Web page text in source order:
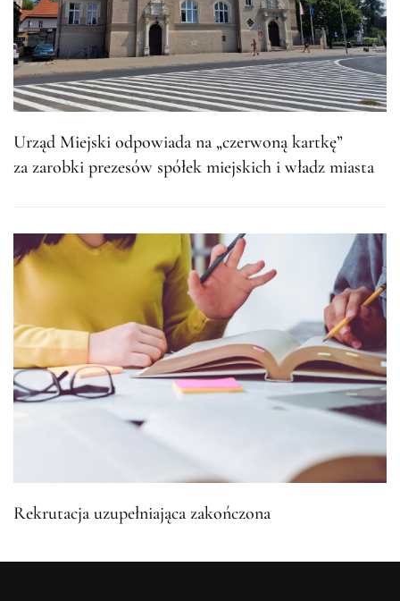
Urząd Miejski odpowiada na „czerwoną kartkę”
za zarobki prezesów spółek miejskich i władz miasta
Rekrutacja uzupełniająca zakończona